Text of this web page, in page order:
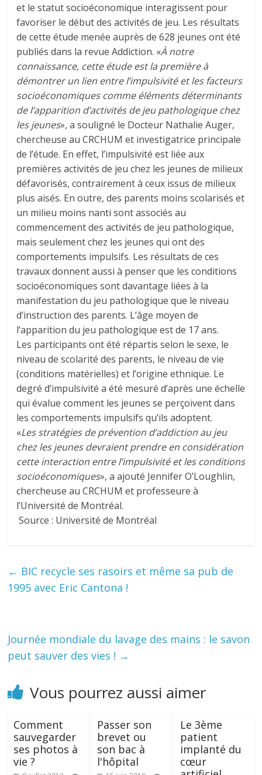
et le statut socioéconomique interagissent pour
favoriser le début des activités de jeu. Les résultats
de cette étude menée auprès de 628 jeunes ont été
publiés dans la revue Addiction. «À notre
connaissance, cette étude est la première à
démontrer un lien entre l’impulsivité et les facteurs
socioéconomiques comme éléments déterminants
de l’apparition d’activités de jeu pathologique chez
les jeunes», a souligné le Docteur Nathalie Auger,
chercheuse au CRCHUM et investigatrice principale
de l’étude. En effet, l’impulsivité est liée aux
premières activités de jeu chez les jeunes de milieux
défavorisés, contrairement à ceux issus de milieux
plus aisés. En outre, des parents moins scolarisés et
un milieu moins nanti sont associés au
commencement des activités de jeu pathologique,
mais seulement chez les jeunes qui ont des
comportements impulsifs. Les résultats de ces
travaux donnent aussi à penser que les conditions
socioéconomiques sont davantage liées à la
manifestation du jeu pathologique que le niveau
d’instruction des parents. L’âge moyen de
l’apparition du jeu pathologique est de 17 ans.
Les participants ont été répartis selon le sexe, le
niveau de scolarité des parents, le niveau de vie
(conditions matérielles) et l’origine ethnique. Le
degré d’impulsivité a été mesuré d’après une échelle
qui évalue comment les jeunes se perçoivent dans
les comportements impulsifs qu’ils adoptent.
«Les stratégies de prévention d’addiction au jeu
chez les jeunes devraient prendre en considération
cette interaction entre l’impulsivité et les conditions
socioéconomiques», a ajouté Jennifer O’Loughlin,
chercheuse au CRCHUM et professeure à
l’Université de Montréal.
Source : Université de Montréal
← BIC recycle ses rasoirs et même sa pub de
1995 avec Eric Cantona !
Journée mondiale du lavage des mains : le savon
peut sauver des vies ! →
Vous pourrez aussi aimer
Comment
sauvegarder
ses photos à
vie ?
Passer son
brevet ou
son bac à
l'hôpital
Le 3ème
patient
implanté du
cœur